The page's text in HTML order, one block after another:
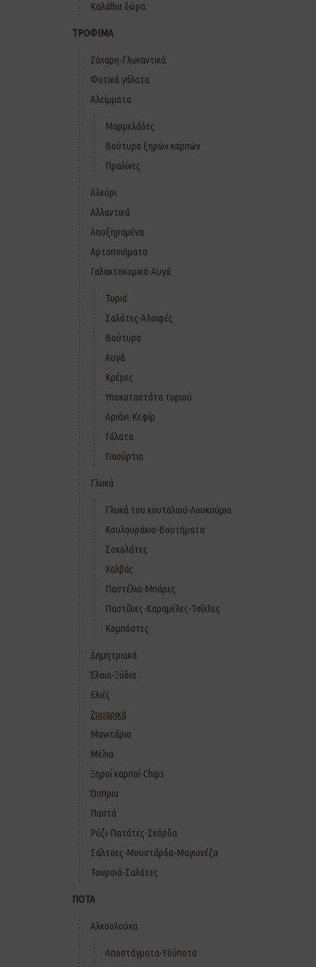
Καλάθια δώρα
ΤΡΟΦΙΜΑ
Ζάχαρη-Γλυκαντικά
Φυτικά γάλατα
Αλείμματα
Μαρμελάδες
Βούτυρα ξηρών καρπών
Πραλίνες
Αλεύρι
Αλλαντικά
Αποξηραμένα
Αρτοποιήματα
Γαλακτοκομικά-Αυγά
Τυριά
Σαλάτες-Αλοιφές
Βούτυρα
Αυγά
Κρέμες
Υποκαταστάτα τυριού
Αριάνι-Κεφίρ
Γάλατα
Γιαούρτια
Γλυκά
Γλυκά του κουταλιού-Λουκούμια
Κουλουράκια-Βουτήματα
Σοκολάτες
Χαλβάς
Παστέλια-Μπάρες
Παστίλιες-Καραμέλες-Τσίχλες
Κομπόστες
Δημητριακά
Έλαια-Ξύδια
Ελιές
Ζυμαρικά
Μανιτάρια
Μέλια
Ξηροί καρποί-Chips
Όσπρια
Παστά
Ρύζι-Πατάτες-Σκόρδα
Σάλτσες-Μουστάρδα-Μαγιονέζα
Τουρσιά-Σαλάτες
ΠΟΤΑ
Αλκοολούχα
Αποστάγματα-Υδύποτα